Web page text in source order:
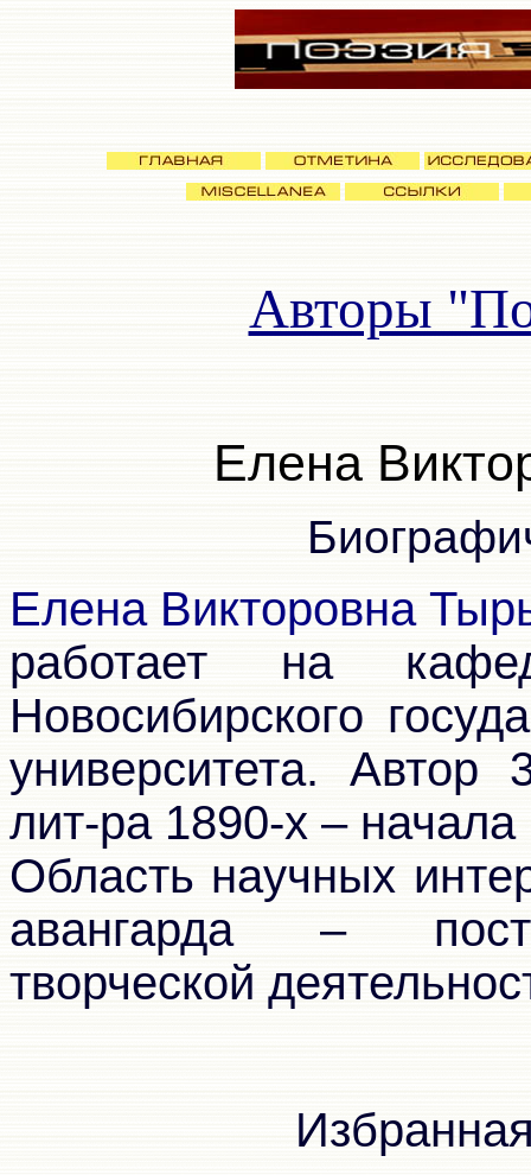
Авторы
Елена
Елена Викторовна
работает на
Новосибирского
университета. Автор
лит-ра 1890-х – начала
Область научных
авангарда –
творческой